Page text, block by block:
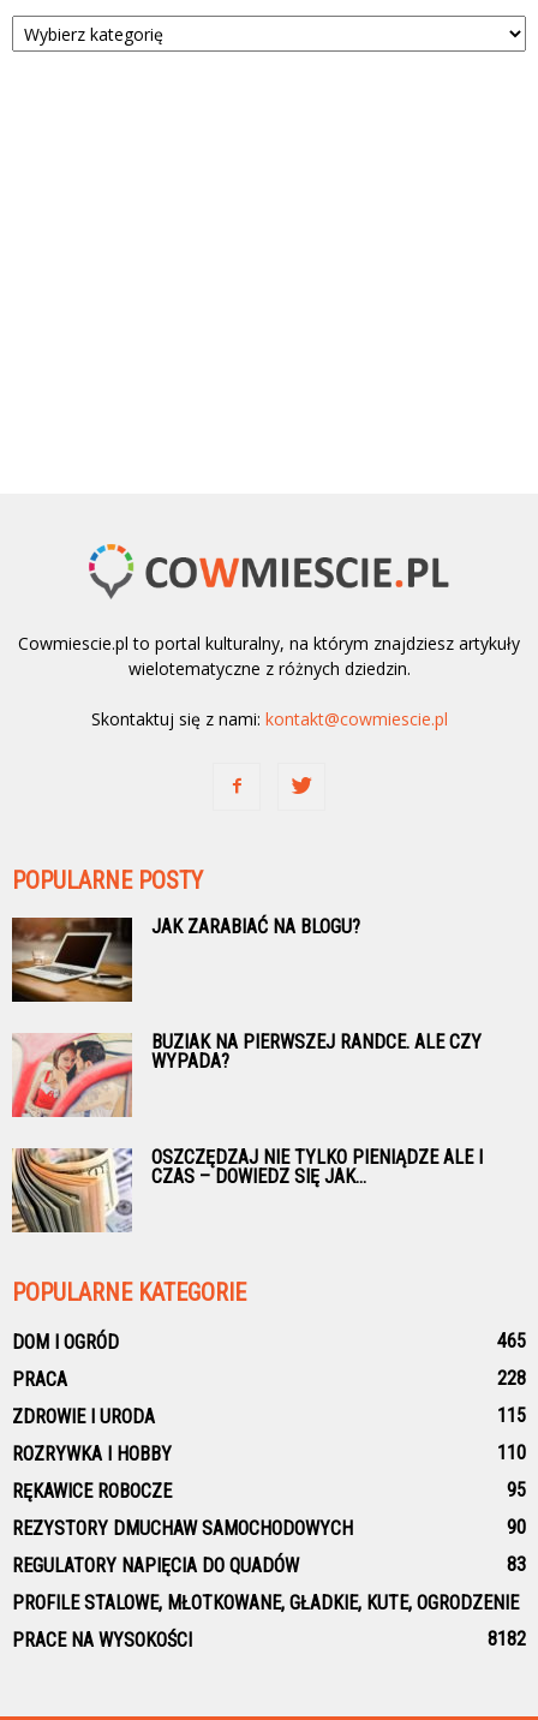
Kategorie
Cowmiescie.pl to portal kulturalny, na którym znajdziesz artykuły
wielotematyczne z różnych dziedzin.
Skontaktuj się z nami: kontakt@cowmiescie.pl
POPULARNE POSTY
JAK ZARABIAĆ NA BLOGU?
BUZIAK NA PIERWSZEJ RANDCE. ALE CZY
WYPADA?
OSZCZĘDZAJ NIE TYLKO PIENIĄDZE ALE I
CZAS – DOWIEDZ SIĘ JAK...
POPULARNE KATEGORIE
DOM I OGRÓD
465
PRACA
228
ZDROWIE I URODA
115
ROZRYWKA I HOBBY
110
RĘKAWICE ROBOCZE
95
REZYSTORY DMUCHAW SAMOCHODOWYCH
90
REGULATORY NAPIĘCIA DO QUADÓW
83
PROFILE STALOWE, MŁOTKOWANE, GŁADKIE, KUTE, OGRODZENIE
82
PRACE NA WYSOKOŚCI 81